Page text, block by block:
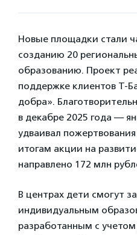
Новые площадки стали
созданию 20
образованию. Проект
поддержке клиентов Т-
добра».
в декабре 2025 года —
удваивал
итогам акции на
направлено 172 млн
В центрах дети смогут
индивидуальным
разработанным с